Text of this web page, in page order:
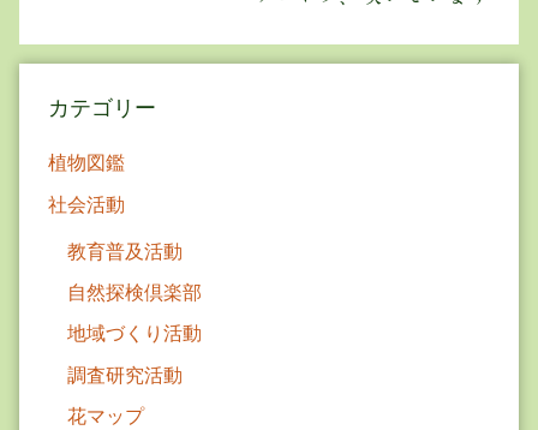
シ
カテゴリー
植物図鑑
社会活動
教育普及活動
自然探検倶楽部
地域づくり活動
調査研究活動
花マップ